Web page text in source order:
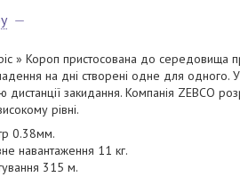
» Короп пристосована до середовища
на дні створені одне для одного.
закидання. Компанія ZEBCO
рівні.
0.38мм.
навантаження 11 кг.
315 м.